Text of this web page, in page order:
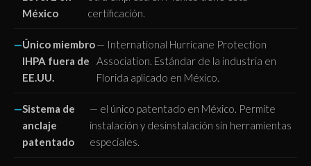
México
certificación.
Único miembro
IHPA fuera de
EE.UU.
— International Hurricane Protection
Association. Estándar de la industria en
Florida aplicado en México.
Sistema de
anclaje
patentado
— el único patentado en México. Permite
instalación y desinstalación sin herramientas
especiales.